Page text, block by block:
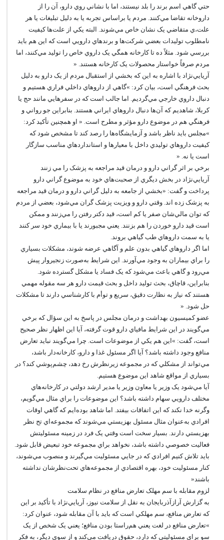
حتي گاهي اسم برند را بلد نيستند، اما با نشاني روي دارو، آن را از
داروخانه تقاضا مي‌کنند. مردم يا براساس تجربه يا به دليل تبليغات يا هر
علت،ي متقاضي يک نشان خاص مي‌شوند. البته يکي از علت‌ها کيفيت
نامطلوب توليدات بعضي شرکت‌ها و برندهاي دارويي است که اين هم بايد
بررسي شود. مثلاً ده تا کارخانه همگي يک داروي خاص را توليد مي‌کنند، اما
مردم صرفاً خواستار محصولات يک کارخانه هستند. «
آريايي‌نژاد با اشاره به اين که بخشي از استقبال مردم از يک دارو به دليل
بحث فرهنگي است، بيان کرد: »گاهي از داروهاي داخلي فراري هستيم و
دنبال داروي خارجي مي‌گرديم. اما جالب است که در سفرهايي مانند حج يا
کربلا، شاهديم که آن‌ها دنبال داروهاي ايراني هستند. بنابراين جو رواني و
فرهنگي هم در موضوع دارو مؤثر و مطرح است. « او همچنين تأکيد کرد:
»مجلس بايد ناظر باشد و آزمايشگاه‌ها را رصد کند تا مشخص شود که
کيفيت داروهاي توليدي داخل با معيارها و استانداردهاي مناسب سازگار
است يا نه. «
برخي بر اثر گراني دارو و درمان قيد مراجعه به پزشک را مي زنند
آريايي‌نژاد در بخش ديگري از صحبت‌هاي خود به موضوع گراني دارو
پرداخت و گفت: «بخشي از جامعه به دليل گراني دارو و درمان قيد مراجعه
به پزشک زده اند. وقتي دارو و ويزيت پزشک گران مي‌شود، بعضي از مردم
که توان مالي‌شان صفر يا کم است، قيد دکتر رفتن را مي‌زنند و ممکن
است قيد دارو خوردن را هم بزنند. يعني مجبورند يا با بيماري خود سر کنند
يا به سمت داروهاي طب گياهي بروند.
اما اگر داروهاي گياهي بدون علم و آگاهي عرضه شوند، مشکلات بسياري
را براي بيماران به وجود مي‌آورند. اين شرايط به‌صورت زنجيروار پيش
مي‌رود و گاهي باعث مي‌شود که يک فساد يا مشکل گسترده شود.
بنابراين، قاچاق، بحث توليد داخل و بحث قيمت دارو هر سه مقوله مهمي
هستند که نياز به نظارت دقيق، سريع و توأم با کارشناسي دارند تا مشکلات
حل شود. «
عضو کميسيون بهداشت و درمان مجلس در پاسخ به اين سؤال که برخي
مي‌گويند در اين شرايط مافياي دارو قوت گرفته، آيا اين اظهار نظر صحيح
است، گفت: »اين هم يکي از موضوعات است. چرا مي‌گويند نبايد تعارض
منافع وجود داشته باشد؟ آيا اگر مسئول غذا و دارو، کارخانه‌دار باشد،
مي‌تواند از مشکلي که در مجموعه زيرنظرش رخ دهد، چشم‌پوشي کند؟ در
بسياري از مواقع شاهد اين موضوع هستيم.
آيا مي‌شود يک وزير يا معاون وزير يا مدير ارشد دولتي در کارخانه‌هاي
مختلف دارويي سهام داشته باشد؟ اين موضوعات را براي مثال مي‌گويم،
وگرنه خدا نکند که اين اتفاقات بيفتد. اما شاهد بوده‌ايم که گاهي اوقات
افرادي به‌عنوان مثال مسئول بهزيستي مي‌شوند که مجموعه‌اي تح نظر
بهزيستي دارند. بسيار سخت است وقتي يک فرد در زمينه مسئوليتش
فعاليت خصوصي داشته باشد، نخواهد براي مجموعه خود تبعيض قابل شود.
بايد تلاش کنيم افرادي که در جايي مسئوليت مي‌گيرند و منصوب مي‌شوند،
کنار مسئوليت خود، بهره اقتصادي از مجموعه‌هاي تحت‌نظرشان نداشته
باشند«
لزوم مقابله با سم مهلک تعارض منافع در نظام سلامت
به گزارش آرازآذربايجان به نقل از سلامت نيوز، آريايي‌نژاد با تأکيد بر اين
که تعارض منافع، سم مهلکي است که بايد با آن مقابله شود، عنوان کرد:
»تعارض منافع در لغت يعني هم‌راستا بودن منافع؛ يعني يک شخص از يک
سو براي مسئوليتي که دارد، حقوق دريافت مي‌کند و از سوي ديگر، به فکر